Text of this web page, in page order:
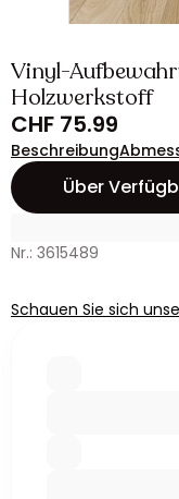
Vinyl-
Holzwerkstoff
CHF 75.99
Beschreibung
Über
Nr.: 3615489
Schauen Sie sich